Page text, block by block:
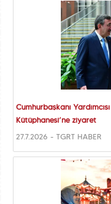
Cumhurbaşkanı
Kütüphanesi’ne ziyaret
27.7.2026 - TGRT HABER